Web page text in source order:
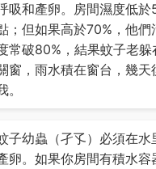
吸和產卵。房間濕度低於
；但如果高於70%，他們
常破80%，結果蚊子老躲
窗，雨水積在窗台，幾天
子幼蟲（孑孓）必須在水
卵。如果你房間有積水容